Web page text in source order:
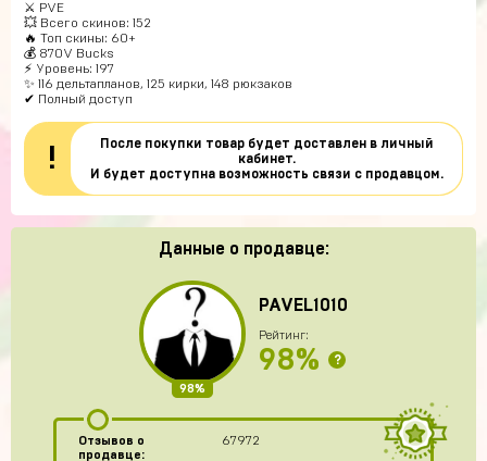
⚔️ PVE
💥 Всего скинов: 152
🔥 Топ скины: 60+
💰 870V Bucks
⚡ Уровень: 197
✨ 116 дельтапланов, 125 кирки, 148 рюкзаков
✔ Полный доступ
!
После покупки товар будет доставлен в личный
кабинет.
И будет доступна возможность связи с продавцом.
Данные о продавце:
98%
PAVEL1010
Рейтинг:
98% ?
Отзывов о
продавце:
67972